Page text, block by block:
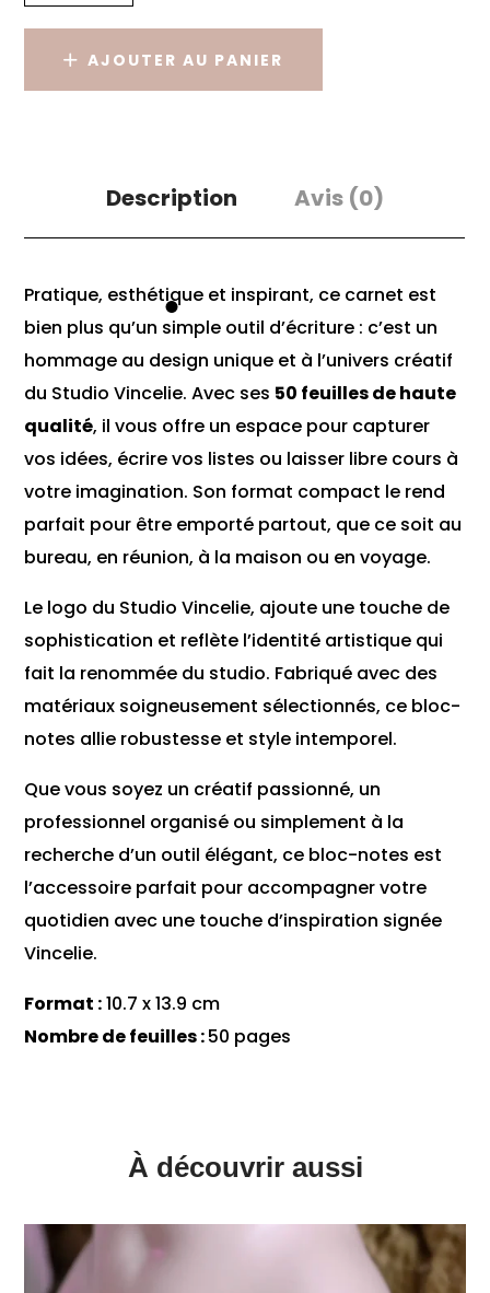
AJOUTER AU PANIER
Description Avis (0)
Pratique, esthétique et inspirant, ce carnet est
bien plus qu’un simple outil d’écriture : c’est un
hommage au design unique et à l’univers créatif
du Studio Vincelie. Avec ses 50 feuilles de haute
qualité, il vous offre un espace pour capturer
vos idées, écrire vos listes ou laisser libre cours à
votre imagination. Son format compact le rend
parfait pour être emporté partout, que ce soit au
bureau, en réunion, à la maison ou en voyage.
Le logo du Studio Vincelie, ajoute une touche de
sophistication et reflète l’identité artistique qui
fait la renommée du studio. Fabriqué avec des
matériaux soigneusement sélectionnés, ce bloc-
notes allie robustesse et style intemporel.
Que vous soyez un créatif passionné, un
professionnel organisé ou simplement à la
recherche d’un outil élégant, ce bloc-notes est
l’accessoire parfait pour accompagner votre
quotidien avec une touche d’inspiration signée
Vincelie.
Format :10.7 x 13.9 cm
Nombre de feuilles :50 pages
À découvrir aussi